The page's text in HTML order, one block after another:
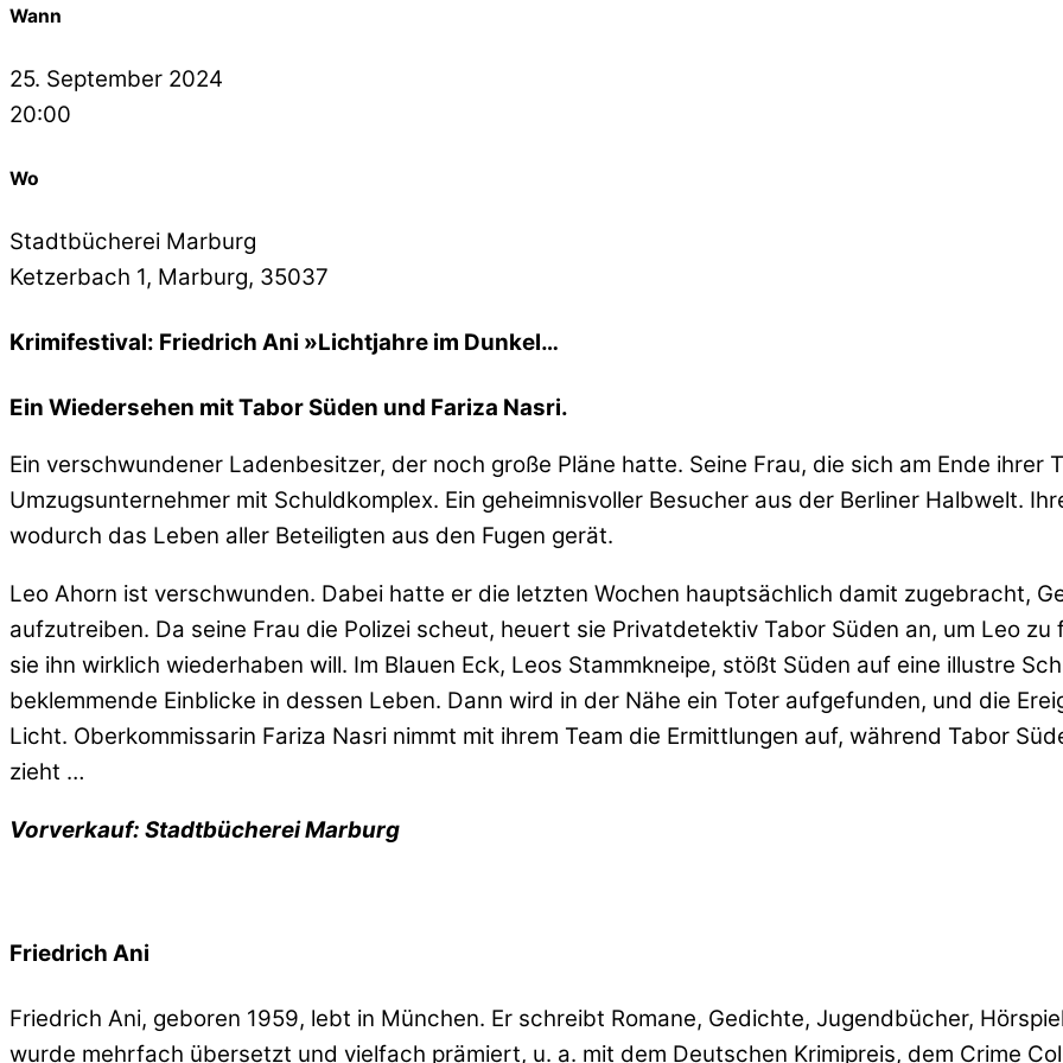
Wann
25. September 2024
20:00
Wo
Stadtbücherei Marburg
Ketzerbach 1, Marburg, 35037
Krimifestival: Friedrich Ani »Lichtjahre im Dunkel…
Ein Wiedersehen mit Tabor Süden und Fariza Nasri.
Ein verschwundener Ladenbesitzer, der noch große Pläne hatte. Seine Frau, die sich am Ende ihrer
Umzugsunternehmer mit Schuldkomplex. Ein geheimnisvoller Besucher aus der Berliner Halbwelt.
wodurch das Leben aller Beteiligten aus den Fugen gerät.
Leo Ahorn ist verschwunden. Dabei hatte er die letzten Wochen hauptsächlich damit zugebracht,
aufzutreiben. Da seine Frau die Polizei scheut, heuert sie Privatdetektiv Tabor Süden an, um Leo
sie ihn wirklich wiederhaben will. Im Blauen Eck, Leos Stammkneipe, stößt Süden auf eine illustre
beklemmende Einblicke in dessen Leben. Dann wird in der Nähe ein Toter aufgefunden, und die
Licht. Oberkommissarin Fariza Nasri nimmt mit ihrem Team die Ermittlungen auf, während Tabor
zieht …
Vorverkauf: Stadtbücherei Marburg
Friedrich Ani
Friedrich Ani, geboren 1959, lebt in München. Er schreibt Romane, Gedichte, Jugendbücher,
wurde mehrfach übersetzt und vielfach prämiert, u. a. mit dem Deutschen Krimipreis, dem Crime